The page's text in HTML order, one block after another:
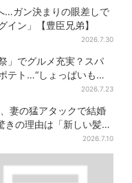
が集結
…ガン決まりの眼差しで
イン」【豊臣兄弟】
2026.7.30
」でグルメ充実？スパ
テト…“しょっぱいもの
2026.7.23
妻の猛アタックで結婚
の理由は「新しい髪
2026.7.10